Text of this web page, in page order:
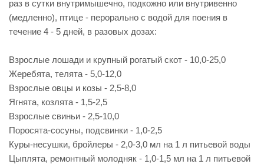
раз в сутки внутримышечно, подкожно или внутривенно
(медленно), птице - перорально с водой для поения в
течение 4 - 5 дней, в разовых дозах:
Взрослые лошади и крупный рогатый скот - 10,0-25,0
Жеребята, телята - 5,0-12,0
Взрослые овцы и козы - 2,5-8,0
Ягнята, козлята - 1,5-2,5
Взрослые свиньи - 2,5-10,0
Поросята-сосуны, подсвинки - 1,0-2,5
Куры-несушки, бройлеры - 2,0-3,0 мл на 1 л питьевой воды
Цыплята, ремонтный молодняк - 1,0-1,5 мл на 1 л питьевой